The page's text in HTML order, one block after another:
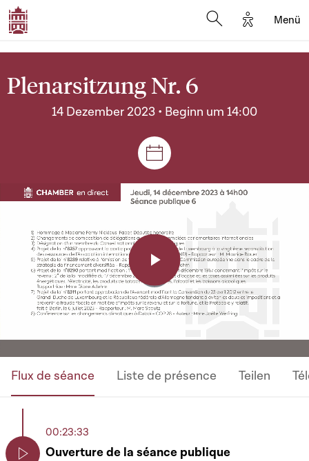
Options
Menü
Plenarsitzung Nr. 6
14 Dezember 2023 • Beginn um 14:00
Plenar- und
Player
is
loading.
Play
Video
Flux de séance Liste de présence Teilen
00:23:33
Ouverture de la séance publique